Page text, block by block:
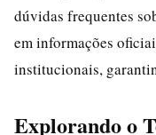
dúvidas frequentes
em informações
institucionais,
Explorando o